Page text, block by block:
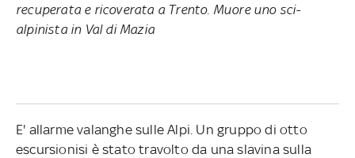
recuperata e ricoverata a Trento. Muore uno sci-
alpinista in Val di Mazia
E' allarme valanghe sulle Alpi. Un gruppo di otto
escursionisi è stato travolto da una slavina sulla